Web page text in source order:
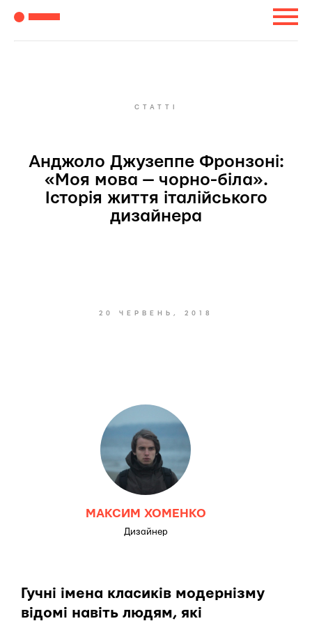
СТАТТІ
Анджоло Джузеппе Фронзоні:
«Моя мова — чорно-біла».
Історія життя італійського
дизайнера
20 ЧЕРВЕНЬ, 2018
МАКСИМ ХОМЕНКО
Дизайнер
Гучні імена класиків модернізму
відомі навіть людям, які